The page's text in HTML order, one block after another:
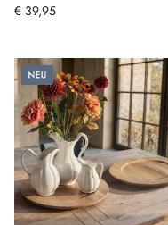
€ 39,95
Neu